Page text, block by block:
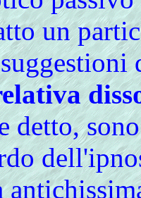
un
detto,